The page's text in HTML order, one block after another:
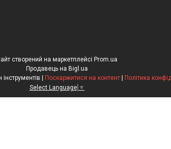
створений на маркетплейсі Prom.ua
Продавець на Bigl.ua
Поскаржитися на контент
Політика
Select Language ▼